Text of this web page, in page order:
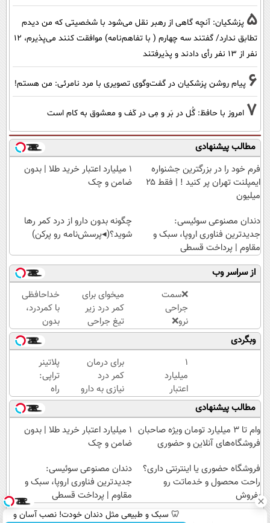
5 پزشکیان‌: آنچه گاهی از رهبر نقل می‌شود با شخصیتی که من دیدم
تطابق ندارد/ گفتند سه چهارم ( با تفاهم‌نامه) موافقت کنند می‌پذیرم، 12
نفر از 13 نفر رأی دادند و پذیرفتند
6 پیام روشن پزشکیان در گفت‌و‌گوی تصویری با مرد نامرئی: من هستم!
7 امروز با حافظ: گُل در بَر و مِی در کَف و معشوق به کام است
مطالب پیشنهادی
فرم خود را در بزرگترین جشنواره
ایمپلنت تهران پر کنید ! | فقط ۲۵
میلیون
۱ میلیارد اعتبار خرید طلا | بدون
ضامن و چک
دندان مصنوعی سوئیسی:
جدیدترین فناوری اروپا، سبک و
مقاوم | پرداخت قسطی
چگونه بدون دارو از درد کمر رها
شوید؟(◂پرسش‌نامه رو پرکن)
از سراسر وب
❌سمت
جراحی
نرو❌
درمان
کمردرد
بدون
قرص و
دارو
میخوای برای
کمر درد زیر
تیغ جراحی
بری؟!
◗پرسش‌نامه
رو پر کن◖
خداحافظی
با کمردرد،
بدون
قرص و
آمپول
وبگردی
۱
میلیارد
اعتبار
خرید
طلا |
بدون
ضامن
برای درمان
کمر درد
نیازی به دارو
نیست!
(◂پرسش‌نامه
رو پر کن)
پلاتینر
تراپی:
راه
حل
نوین
برای
منزل
شما
مطالب پیشنهادی
وام تا ۳ میلیارد تومان ویژه صاحبان
فروشگاه‌های آنلاین و حضوری
۱ میلیارد اعتبار خرید طلا | بدون
ضامن و چک
فروشگاه حضوری یا اینترنتی داری؟
راحت محصول و خدماتت رو
بفروش
دندان مصنوعی سوئیسی:
جدیدترین فناوری اروپا، سبک و
مقاوم | پرداخت قسطی
🦷 سبک و طبیعی مثل دندان خودت! نصب آسان و